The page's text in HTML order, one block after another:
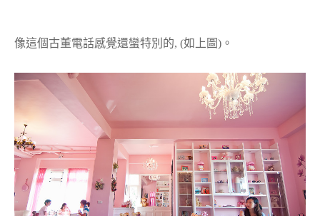
像這個古董電話感覺還蠻特別的, (如上圖)。